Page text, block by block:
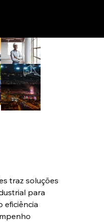
traz soluções
para
eficiência